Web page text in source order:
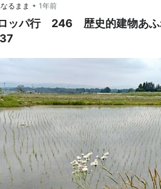
るまま • 1年前
ロッパ行 246 歴史的建物あ